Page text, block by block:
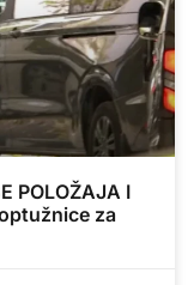
POLOŽAJA I
za